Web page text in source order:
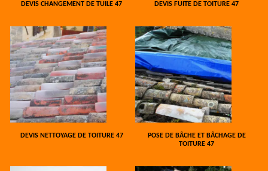
DEVIS CHANGEMENT DE TUILE 47 DEVIS FUITE DE TOITURE 47
DEVIS NETTOYAGE DE TOITURE 47
POSE DE BÂCHE ET BÂCHAGE DE
TOITURE 47